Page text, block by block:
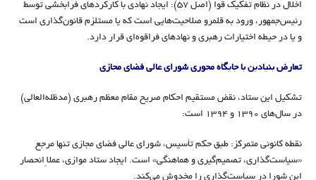
اخلال در نظام تفکیک قوا (اصل ۵۷): ایجاد نهادی با کارکردهای فرابخشی توسط
رئیس‌جمهور، ورود به قلمرو صلاحیت‌هایی است که یا مستلزم قانون‌گذاری است
و یا در حیطه اختیارات رهبری و نهادهای فراقوه‌ای قرار دارد.
تعارض بنیادین با جایگاه محوری شورای عالی فضای مجازی
تشکیل این ستاد، نقض مستقیم احکام صریح مقام معظم رهبری (مدظله‌العالی)
در سال‌های ۱۳۹۰ و ۱۳۹۴ است:
نقطه کانونی متمرکز: طبق حکم تأسیس، شورای عالی فضای مجازی تنها مرجع
«سیاست‌گذاری، تصمیم‌گیری و هماهنگی» است. ایجاد ستاد موازی، عملاً انحصار
این شورا در سیاست‌گذاری را مخدوش می‌کند.